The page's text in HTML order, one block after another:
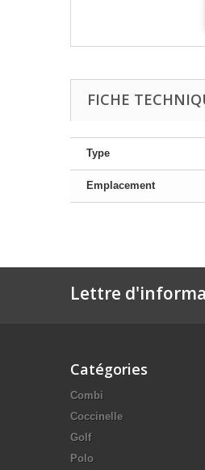
FICHE
Type
Emplacement
Lettre
Catégories
Combi
Coccinelle
Golf
Polo